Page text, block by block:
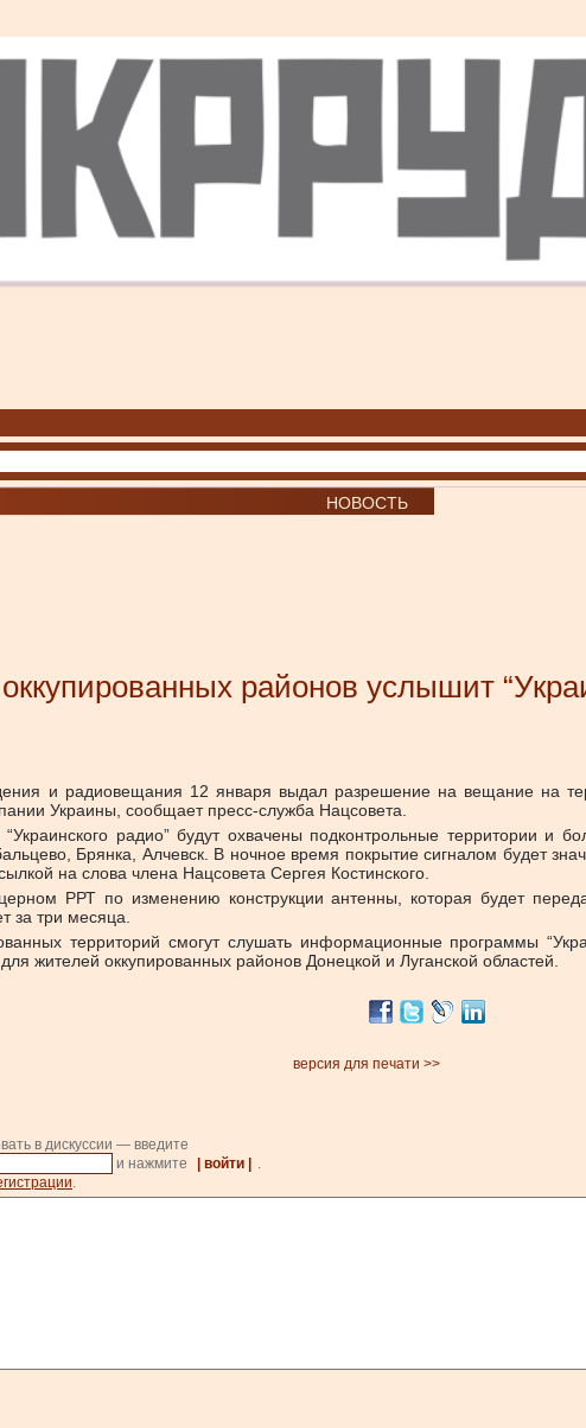
НОВОСТЬ
районов услышит
и радиовещания 12 января выдал разрешение на вещание на
Украины, сообщает пресс-служба Нацсовета.
радио” будут охвачены подконтрольные территории и
Брянка, Алчевск. В ночное время покрытие сигналом будет
на слова члена Нацсовета Сергея Костинского.
РРТ по изменению конструкции антенны, которая будет
за три месяца.
территорий смогут слушать информационные программы
жителей оккупированных районов Донецкой и Луганской областей.
версия для печати >>
в дискуссии — введите
и нажмите | войти |
.
.